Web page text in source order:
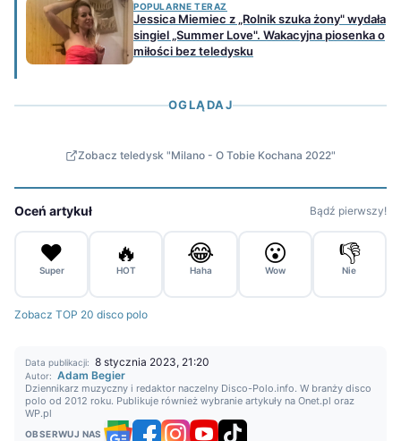
POPULARNE TERAZ
Jessica Miemiec z „Rolnik szuka żony" wydała
singiel „Summer Love". Wakacyjna piosenka o
miłości bez teledysku
OGLĄDAJ
Zobacz teledysk "Milano - O Tobie Kochana 2022"
Oceń artykuł Bądź pierwszy!
❤️
Super
🔥
HOT
😂
Haha
😮
Wow
👎
Nie
Zobacz TOP 20 disco polo
Data publikacji: 8 stycznia 2023, 21:20
Autor: Adam Begier
Dziennikarz muzyczny i redaktor naczelny Disco-Polo.info. W branży disco
polo od 2012 roku. Publikuje również wybranie artykuły na Onet.pl oraz
WP.pl
OBSERWUJ NAS